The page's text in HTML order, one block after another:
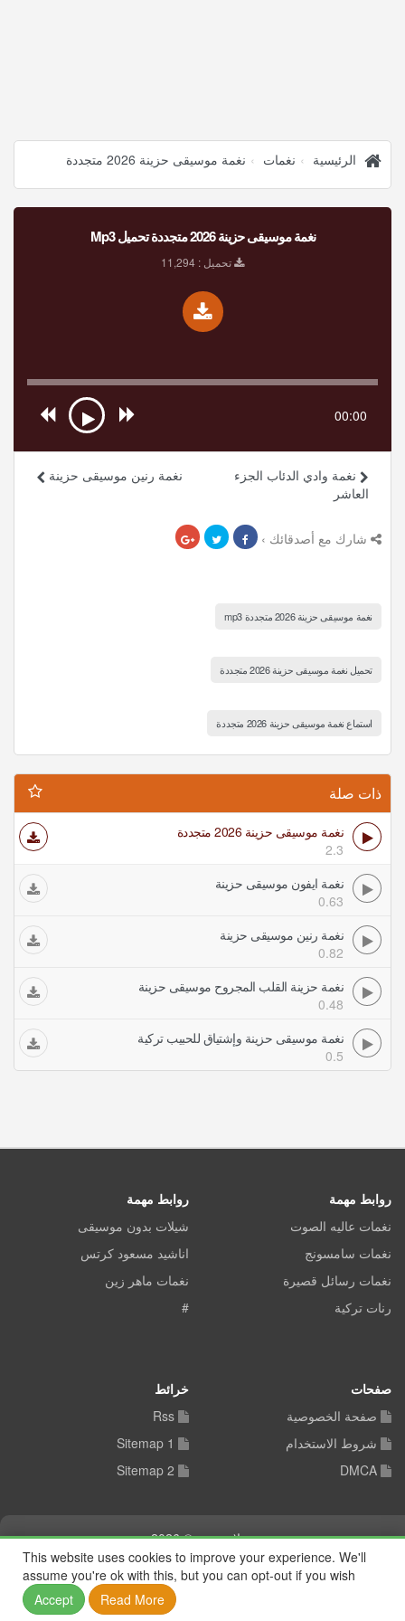
This website uses cookies to improve your experience. We'll
assume you're ok with this, but you can opt-out if you wish
Accept
Read More
الرئيسية نغمات نغمة موسيقى حزينة 2026 متجددة
نغمة موسيقى حزينة 2026 متجددة تحميل Mp3
تحميل : 11,294
00:00
نغمة رنين موسيقى حزينة
نغمة وادي الدئاب الجزء
العاشر
شارك مع أصدقائك ›
نغمة موسيقى حزينة 2026 متجددة mp3
تحميل نغمة موسيقى حزينة 2026 متجددة
استماع نغمة موسيقى حزينة 2026 متجددة
ذات صلة
نغمة موسيقى حزينة 2026 متجددة
2.3
نغمة ايفون موسيقى حزينة
0.63
نغمة رنين موسيقى حزينة
0.82
نغمة حزينة القلب المجروح موسيقى حزينة
0.48
نغمة موسيقى حزينة وإشتياق للحبيب تركية
0.5
روابط مهمة
نغمات عاليه الصوت
نغمات سامسونج
نغمات رسائل قصيرة
رنات تركية
روابط مهمة
شيلات بدون موسيقى
اناشيد مسعود كرتس
نغمات ماهر زين
#
صفحات
صفحة الخصوصية
شروط الاستخدام
DMCA
خرائط
Rss
Sitemap 1
Sitemap 2
شيلات توب © 2026